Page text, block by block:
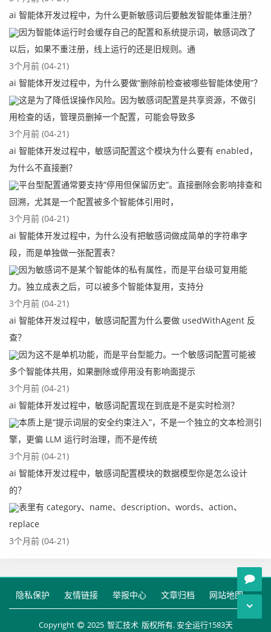
ai 智能体开发过程中，为什么更新敏感词后要触发智能体重注册？
因为智能体运行时会缓存自己的配置和系统提示词，敏感词改了
以后，如果不重注册，线上运行的还是旧规则。通
3个月前 (04-21)
ai 智能体开发过程中，为什么要做“删除前检查被哪些智能体使用”？
这是为了降低误操作风险。因为敏感词配置是共享资源，不做引
用检查的话，管理员删掉一个配置，可能会导致多
3个月前 (04-21)
ai 智能体开发过程中，敏感词配置这个模块为什么要有 enabled，
为什么不直接删？
平台型配置通常要支持“停用但保留历史”。直接删除会影响排查和
回溯，尤其是一个配置被多个智能体引用时，
3个月前 (04-21)
ai 智能体开发过程中，为什么没有把敏感词做成简单的字符串字
段，而是单独做一张配置表？
因为敏感词不是某个智能体的私有属性，而是平台级可复用能
力。独立成表之后，可以被多个智能体复用，支持分
3个月前 (04-21)
ai 智能体开发过程中，敏感词配置为什么要做 usedWithAgent 反
查？
因为这不是单机功能，而是平台型能力。一个敏感词配置可能被
多个智能体共用，如果删除或停用没有影响面提示
3个月前 (04-21)
ai 智能体开发过程中，敏感词配置现在到底是不是实时检测？
本质上是“提示词层的安全约束注入”，不是一个独立的文本检测引
擎，更偏 LLM 运行时治理，而不是传统
3个月前 (04-21)
ai 智能体开发过程中，敏感词配置模块的数据模型你是怎么设计
的？
表里有 category、name、description、words、action、
replace
3个月前 (04-21)
隐私保护 友情链接 举报中心 文章归档 网站地图
Copyright 2025 智汇技术 版权所有. 安全运行1583天